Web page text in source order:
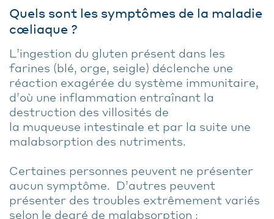
Quels sont les symptômes de la maladie
cœliaque ?
L’ingestion du gluten présent dans les
farines (blé, orge, seigle) déclenche une
réaction exagérée du système immunitaire,
d’où une inflammation entraînant la
destruction des villosités de
la muqueuse intestinale et par la suite une
malabsorption des nutriments.
Certaines personnes peuvent ne présenter
aucun symptôme. D’autres peuvent
présenter des troubles extrêmement variés
selon le degré de malabsorption :